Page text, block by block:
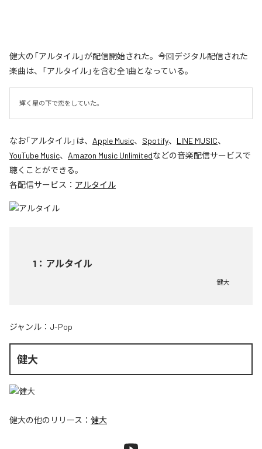
健大の「アルタイル」が配信開始された。今回デジタル配信された
楽曲は、「アルタイル」を含む全1曲となっている。
輝く星の下で恋をしていた。
なお「アルタイル」は、 Apple Music、 Spotify、 LINE MUSIC、
YouTube Music、 Amazon Music Unlimitedなどの音楽配信サービスで
聴くことができる。
各配信サービス： アルタイル
1 ： アルタイル
健大
ジャンル： J-Pop
健大
健大の他のリリース： 健大